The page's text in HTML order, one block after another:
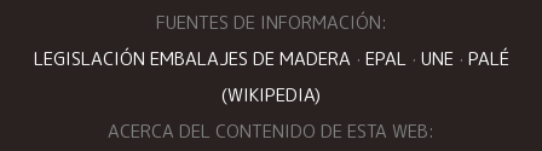
FUENTES DE INFORMACIÓN:
LEGISLACIÓN EMBALAJES DE MADERA · EPAL· UNE · PALÉ
(WIKIPEDIA)
ACERCA DEL CONTENIDO DE ESTA WEB: